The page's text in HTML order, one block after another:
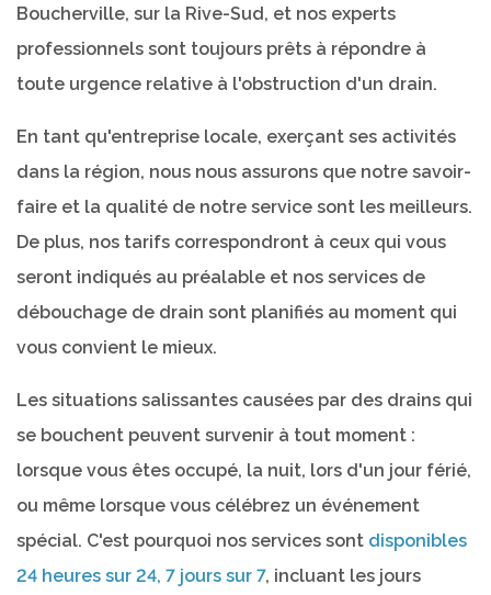
Boucherville, sur la Rive-Sud, et nos experts
professionnels sont toujours prêts à répondre à
toute urgence relative à l'obstruction d'un drain.
En tant qu'entreprise locale, exerçant ses activités
dans la région, nous nous assurons que notre savoir-
faire et la qualité de notre service sont les meilleurs.
De plus, nos tarifs correspondront à ceux qui vous
seront indiqués au préalable et nos services de
débouchage de drain sont planifiés au moment qui
vous convient le mieux.
Les situations salissantes causées par des drains qui
se bouchent peuvent survenir à tout moment :
lorsque vous êtes occupé, la nuit, lors d'un jour férié,
ou même lorsque vous célébrez un événement
spécial. C'est pourquoi nos services sont disponibles
24 heures sur 24, 7 jours sur 7, incluant les jours